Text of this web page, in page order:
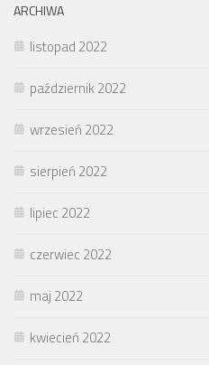
ARCHIWA
listopad 2022
październik 2022
wrzesień 2022
sierpień 2022
lipiec 2022
czerwiec 2022
maj 2022
kwiecień 2022